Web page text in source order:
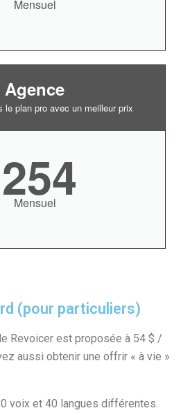
Mensuel
Agence
le plan pro avec un meilleur prix
254
Mensuel
(pour particuliers)
Revoicer est proposée à 54 $ /
aussi obtenir une offrir « à vie »
voix et 40 langues différentes.